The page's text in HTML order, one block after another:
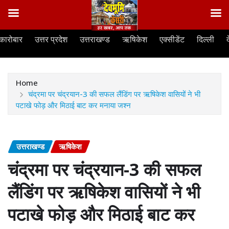
Skip
उत्तर प्रदेश उत्तराखण्ड ऋषिकेश एक्सीडेंट दिल्ली
Home
चंद्रमा पर चंद्रयान-3 की सफल लैंडिंग पर ऋषिकेश वासियों ने भी
पटाखे फोड़ और मिठाई बाट कर मनाया जश्न
उत्तराखण्ड ऋषिकेश
चंद्रमा पर चंद्रयान-3 की सफल
लैंडिंग पर ऋषिकेश वासियों ने भी
पटाखे फोड़ और मिठाई बाट कर